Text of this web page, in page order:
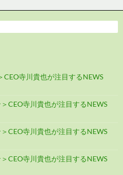
寺川貴也が注目するNEWS
CEO寺川貴也が注目するNEWS
CEO寺川貴也が注目するNEWS
CEO寺川貴也が注目するNEWS